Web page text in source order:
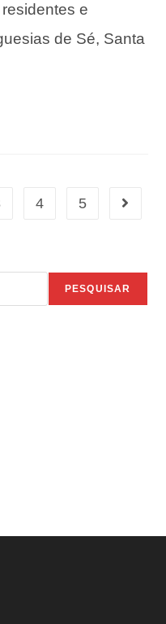
e
de Sé, Santa
4 5
PESQUISAR